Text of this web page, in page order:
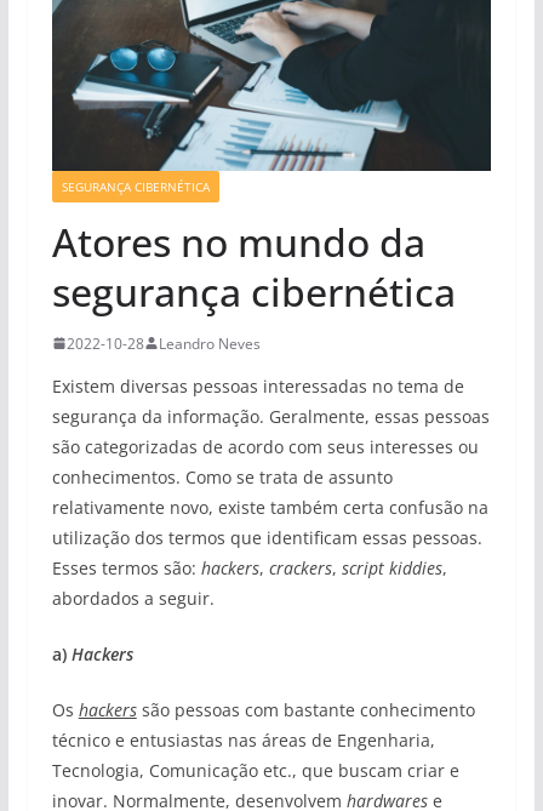
SEGURANÇA CIBERNÉTICA
Atores no mundo da
segurança cibernética
2022-10-28 Leandro Neves
Existem diversas pessoas interessadas no tema de
segurança da informação. Geralmente, essas pessoas
são categorizadas de acordo com seus interesses ou
conhecimentos. Como se trata de assunto
relativamente novo, existe também certa confusão na
utilização dos termos que identificam essas pessoas.
Esses termos são: hackers, crackers, script kiddies,
abordados a seguir.
a) Hackers
Os hackerssão pessoas com bastante conhecimento
técnico e entusiastas nas áreas de Engenharia,
Tecnologia, Comunicação etc., que buscam criar e
inovar. Normalmente, desenvolvem hardwarese